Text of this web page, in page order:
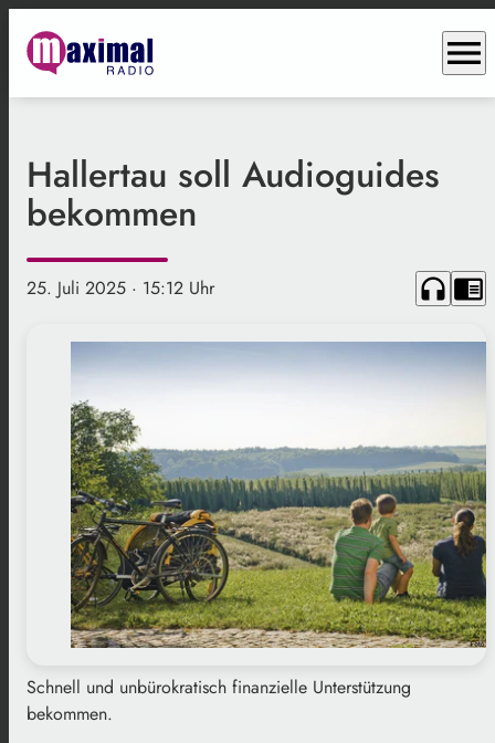
menu
Hallertau soll Audioguides
bekommen
25. Juli 2025 · 15:12 Uhr headphones chrome_reader_mode
Schnell und unbürokratisch finanzielle Unterstützung
bekommen.